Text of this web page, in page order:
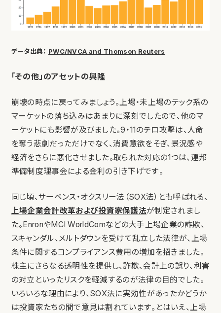
データ出典： PWC/NVCA and Thomson Reuters
「その他」のアセットの興隆
崩壊の時点に戻ってみましょう。上場・未上場のテック系の
マーケットの落ち込みはあまりに深刻でしたので、他のマ
ーケットにも影響が及びました。9・11のテロ攻撃は、人命
を奪う悲劇だっただけでなく、消費意欲をそぎ、景況感や
経済をさらに悪化させました。取られた対応の1つは、連邦
準備制度理事会による金利の引き下げです。
同じ頃、サーベンス・オクスリー法（SOX法）とも呼ばれる、
上場企業会計改革および投資家保護法が制定されまし
た。EnronやMCI WorldComなどの大手上場企業の詐欺、
スキャンダル、メルトダウンを受けて乱立した法律が、上場
条件に関するコンプライアンス費用の増加を招きました。
株主にさらなる透明性を提供し、詐欺、会計上の誤り、利害
の対立といったリスクを軽減するのが法律の目的でした。
いろいろな理由により、SOX法に実効性があったかどうか
は投資家たちの間で意見は割れています。とはいえ、上場